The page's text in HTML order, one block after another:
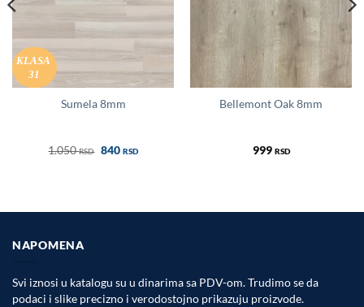
KLASA
31
Sumela 8mm
1.050RSD
Оригинална
840 RSDТренутна
Bellemont Oak 8mm
999 RSD
NAPOMENA
Svi iznosi u katalogu su u dinarima sa PDV-om. Trudimo se da
podaci i slike precizno i verodostojno prikazuju proizvode.